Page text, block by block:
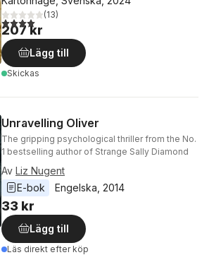
4,0utav 5 stjärnor. Totalt antal röster:
(13)
207 kr
Lägg till
Skickas
Unravelling Oliver
The gripping psychological thriller from the No.
1 bestselling author of Strange Sally Diamond
Av Liz Nugent
E-bok
Engelska 2014
33 kr
Lägg till
Läs direkt efter köp